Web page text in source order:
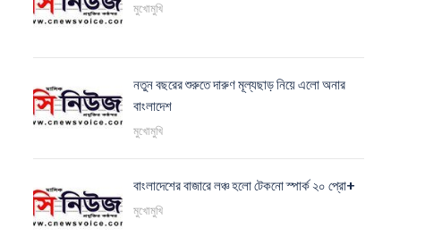
মুখোমুখি
নতুন বছরের শুরুতে দারুণ মূল্যছাড় নিয়ে এলো অনার
বাংলাদেশ
মুখোমুখি
বাংলাদেশের বাজারে লঞ্চ হলো টেকনো স্পার্ক ২০ প্রো+
মুখোমুখি